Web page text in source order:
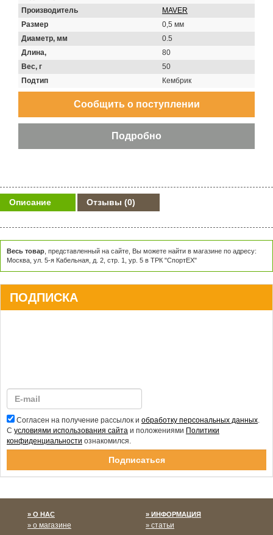
Производитель
MAVER
Размер
0,5 мм
Диаметр, мм
0.5
Длина,
80
Вес, г
50
Подтип
Кембрик
Описание Отзывы (0)
Весь товар , представленный на сайте, Вы можете найти в магазине по адресу:
Москва, ул. 5-я Кабельная, д. 2, стр. 1, ур. 5 в ТРК "СпортЕХ"
ПОДПИСКА
Согласен на получение рассылок и обработку персональных данных
С условиями использования сайта и положениями Политики
конфиденциальности ознакомился.
О НАС
о магазине
ИНФОРМАЦИЯ
статьи